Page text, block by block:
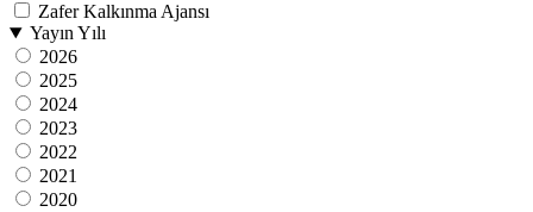
Zafer Kalkınma Ajansı
Yayın Yılı
2026
2025
2024
2023
2022
2021
2020